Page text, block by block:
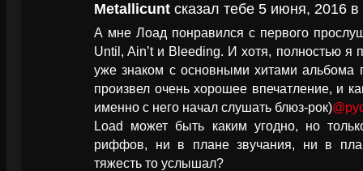
Metallicunt сказал тебе 5 июня, 2016
А мне Лоад понравился с первого
Until, Ain’t и Bleeding. И хотя, полностью я
уже знаком с основными хитами альбома
произвел очень хорошее впечатление, и
именно с него начал слушать блюз-рок)
Load может быть каким угодно, но
риффов, ни в плане звучания, ни в
тяжесть то услышал?